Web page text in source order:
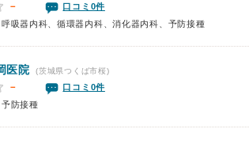
－
口コミ0件
吸器内科、循環器内科、消化器内科、予防接種
医院 (茨城県つくば市桜)
－
口コミ0件
防接種